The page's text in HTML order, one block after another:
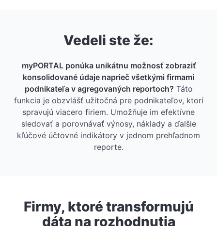
Vedeli ste že:
myPORTAL ponúka unikátnu možnosť zobraziť
konsolidované údaje naprieč všetkými firmami
podnikateľa v agregovaných reportoch? Táto
funkcia je obzvlášť užitočná pre podnikateľov, ktorí
spravujú viacero firiem. Umožňuje im efektívne
sledovať a porovnávať výnosy, náklady a ďalšie
kľúčové účtovné indikátory v jednom prehľadnom
reporte.
Firmy, ktoré transformujú
dáta na rozhodnutia